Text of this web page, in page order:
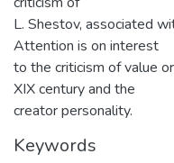
L. Shestov, associated
Attention is on interest
to the criticism of value
XIX century and the
creator personality.
Keywords